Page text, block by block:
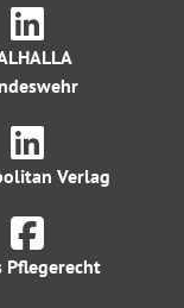
Verlag
Pflegerecht